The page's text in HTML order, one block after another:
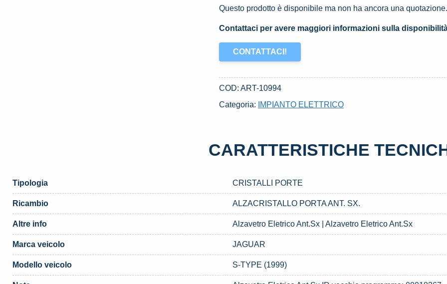
Questo prodotto è disponibile ma non ha ancora una
Contattaci per avere maggiori informazioni sulla
CONTATTACI!
COD:ART-10994
Categoria:
IMPIANTO ELETTRICO
CARATTERISTICHE
Tipologia CRISTALLI PORTE
Ricambio ALZACRISTALLO PORTA ANT. SX.
Altre info Alzavetro Eletrico Ant.Sx | Alzavetro Eletrico Ant.Sx
Marca veicolo JAGUAR
Modello veicolo S-TYPE (1999)